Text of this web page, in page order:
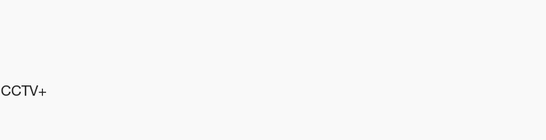
CCTV+